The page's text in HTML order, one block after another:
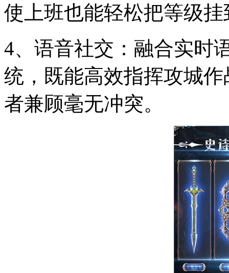
使上班也能轻松把等级挂
4、语音社交：融合实时
统，既能高效指挥攻城
者兼顾毫无冲突。